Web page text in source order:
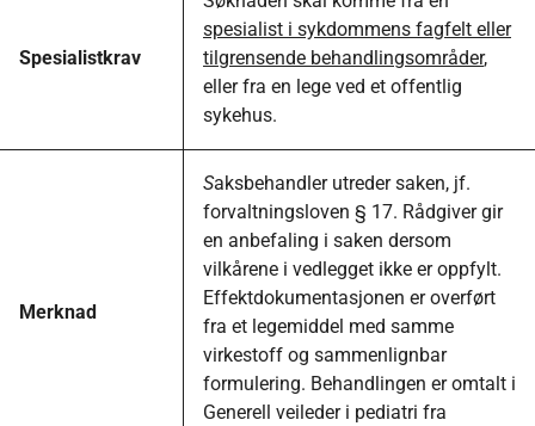
Spesialistkrav
spesialist i sykdommens fagfelt eller
tilgrensende behandlingsområder,
eller fra en lege ved et offentlig
sykehus.
Merknad
Saksbehandler utreder saken, jf.
forvaltningsloven § 17. Rådgiver gir
en anbefaling i saken dersom
vilkårene i vedlegget ikke er oppfylt.
Effektdokumentasjonen er overført
fra et legemiddel med samme
virkestoff og sammenlignbar
formulering. Behandlingen er omtalt i
Generell veileder i pediatri fra